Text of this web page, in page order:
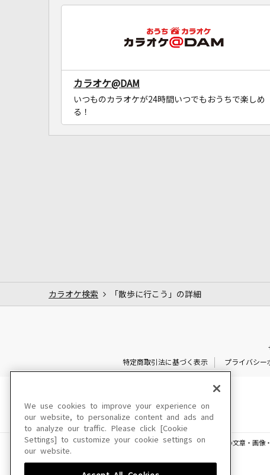
カラオケ@DAM
いつものカラオケが24時間いつでもおうちで楽しめ
る！
カラオケ検索 「散歩に行こう」の詳細
特定商取引法に基づく表示
プライバシー
このサイトに掲載されている一切の文章・画
We use cookies to improve your experience on
our website, to personalize content and ads and
to analyze our traffic. Please click [Cookie
Settings] to customize your cookie settings on
our website.